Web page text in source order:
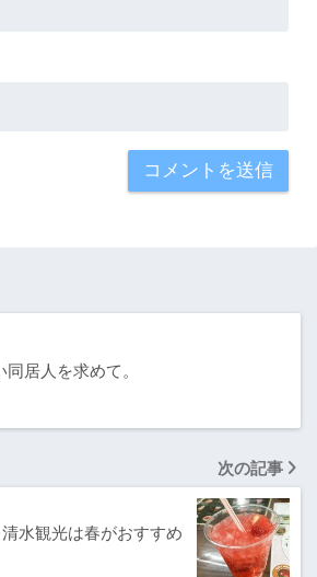
同居人を求めて。
次の記事
水観光は春がおすすめ